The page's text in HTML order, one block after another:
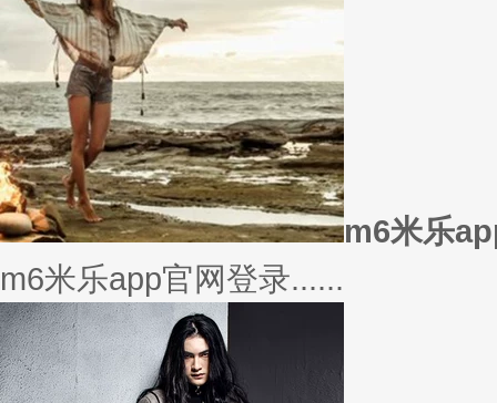
m6米乐
m6米乐app官网登录......